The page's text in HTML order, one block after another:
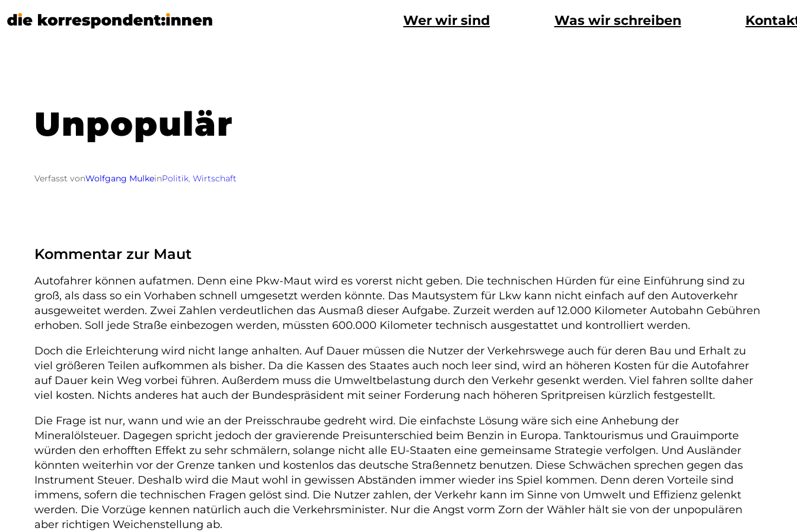
Wer wir sind Was wir schreiben
Unpopulär
Verfasst vonWolfgang MulkeinPolitik, Wirtschaft
Kommentar zur Maut
Autofahrer können aufatmen. Denn eine Pkw-Maut wird es vorerst nicht geben. Die technischen Hürden für eine Einführung sind zu
groß, als dass so ein Vorhaben schnell umgesetzt werden könnte. Das Mautsystem für Lkw kann nicht einfach auf den Autoverkehr
ausgeweitet werden. Zwei Zahlen verdeutlichen das Ausmaß dieser Aufgabe. Zurzeit werden auf 12.000 Kilometer Autobahn Gebühren
erhoben. Soll jede Straße einbezogen werden, müssten 600.000 Kilometer technisch ausgestattet und kontrolliert werden.
Doch die Erleichterung wird nicht lange anhalten. Auf Dauer müssen die Nutzer der Verkehrswege auch für deren Bau und Erhalt zu
viel größeren Teilen aufkommen als bisher. Da die Kassen des Staates auch noch leer sind, wird an höheren Kosten für die Autofahrer
auf Dauer kein Weg vorbei führen. Außerdem muss die Umweltbelastung durch den Verkehr gesenkt werden. Viel fahren sollte daher
viel kosten. Nichts anderes hat auch der Bundespräsident mit seiner Forderung nach höheren Spritpreisen kürzlich festgestellt.
Die Frage ist nur, wann und wie an der Preisschraube gedreht wird. Die einfachste Lösung wäre sich eine Anhebung der
Mineralölsteuer. Dagegen spricht jedoch der gravierende Preisunterschied beim Benzin in Europa. Tanktourismus und Grauimporte
würden den erhofften Effekt zu sehr schmälern, solange nicht alle EU-Staaten eine gemeinsame Strategie verfolgen. Und Ausländer
könnten weiterhin vor der Grenze tanken und kostenlos das deutsche Straßennetz benutzen. Diese Schwächen sprechen gegen das
Instrument Steuer. Deshalb wird die Maut wohl in gewissen Abständen immer wieder ins Spiel kommen. Denn deren Vorteile sind
immens, sofern die technischen Fragen gelöst sind. Die Nutzer zahlen, der Verkehr kann im Sinne von Umwelt und Effizienz gelenkt
werden. Die Vorzüge kennen natürlich auch die Verkehrsminister. Nur die Angst vorm Zorn der Wähler hält sie von der unpopulären
aber richtigen Weichenstellung ab.